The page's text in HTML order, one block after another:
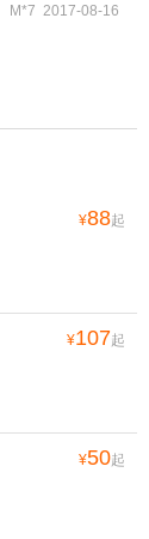
M*7 2017-08-16
¥88起
¥107起
¥50起